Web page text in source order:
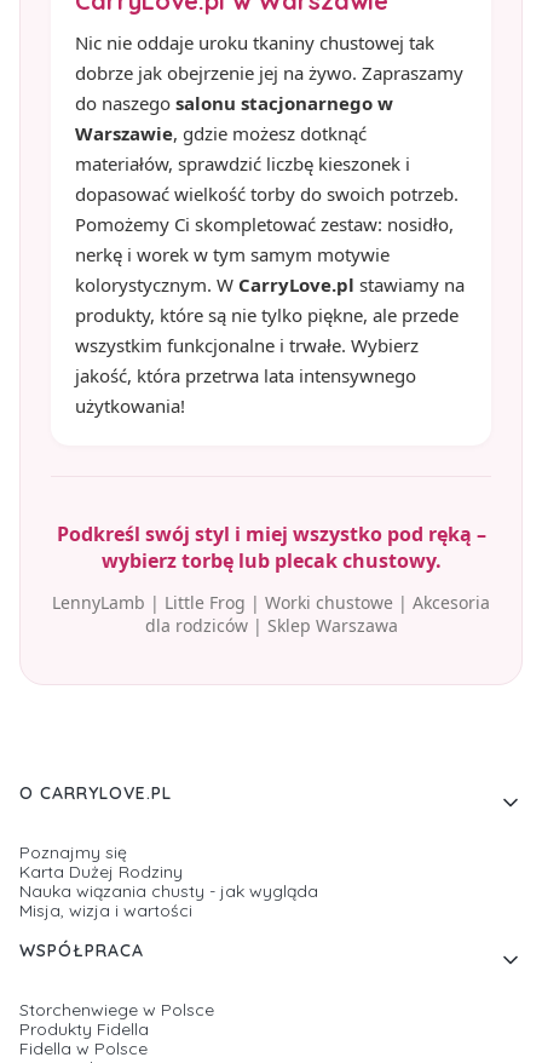
Nic nie oddaje uroku tkaniny chustowej tak
dobrze jak obejrzenie jej na żywo. Zapraszamy
do naszego salonu stacjonarnego w
Warszawie, gdzie możesz dotknąć
materiałów, sprawdzić liczbę kieszonek i
dopasować wielkość torby do swoich potrzeb.
Pomożemy Ci skompletować zestaw: nosidło,
nerkę i worek w tym samym motywie
kolorystycznym. W CarryLove.pl stawiamy na
produkty, które są nie tylko piękne, ale przede
wszystkim funkcjonalne i trwałe. Wybierz
jakość, która przetrwa lata intensywnego
użytkowania!
Podkreśl swój styl i miej wszystko pod ręką –
wybierz torbę lub plecak chustowy.
LennyLamb | Little Frog | Worki chustowe | Akcesoria
dla rodziców | Sklep Warszawa
Linki w stopce
O CARRYLOVE.PL
Poznajmy się
Karta Dużej Rodziny
Nauka wiązania chusty - jak wygląda
Misja, wizja i wartości
WSPÓŁPRACA
Storchenwiege w Polsce
Produkty Fidella
Fidella w Polsce